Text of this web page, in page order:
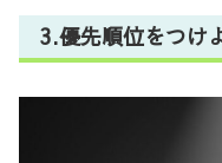
3.優先順位をつけ